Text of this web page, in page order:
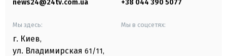
news24@24tv.com.ua +38 044 390 5077
Мы здесь:
г. Киев,
ул. Владимирская 61/11,
Мы в соцсетях: